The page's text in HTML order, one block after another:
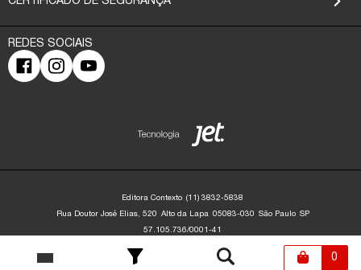
0
Editora Contexto (11) 3832-5838
Rua Doutor José Elias, 520 Alto da Lapa 05083-030 São Paulo SP
57.105.736/0001-41
Lapa - São Paulo/SP - 05083-030 | contato@editoracontexto.com.br | +55 11